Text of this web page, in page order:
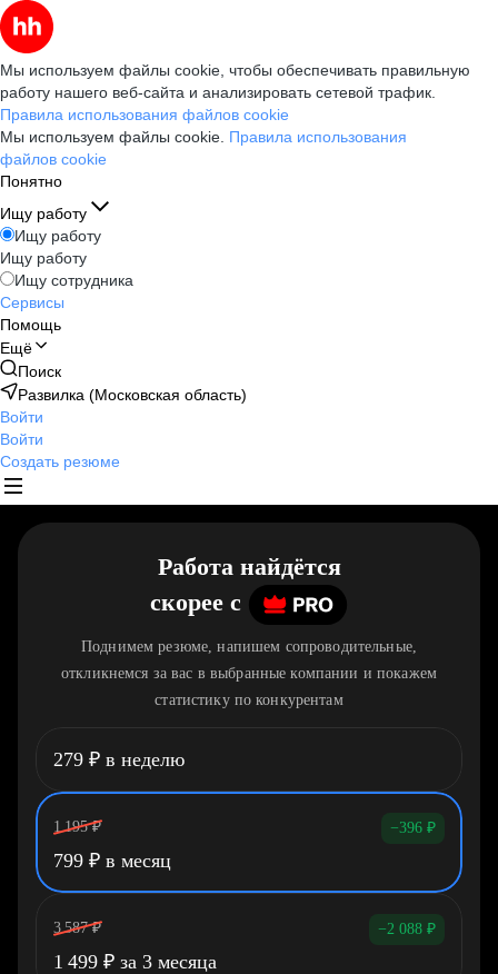
Мы используем файлы cookie, чтобы обеспечивать правильную
работу нашего веб-сайта и анализировать сетевой трафик.
Правила использования файлов cookie
Мы используем файлы cookie. Правила использования
файлов cookie
Понятно
Ищу работу
Ищу работу
Ищу работу
Ищу сотрудника
Сервисы
Помощь
Ещё
Поиск
Развилка (Московская область)
Войти
Войти
Создать резюме
Работа найдётся
скорее c
Поднимем резюме, напишем сопроводительные,
откликнемся за вас в выбранные компании и покажем
статистику по конкурентам
279 ₽ в неделю
1 195 ₽ −396 ₽
799 ₽ в месяц
3 587 ₽ −2 088 ₽
1 499 ₽ за 3 месяца